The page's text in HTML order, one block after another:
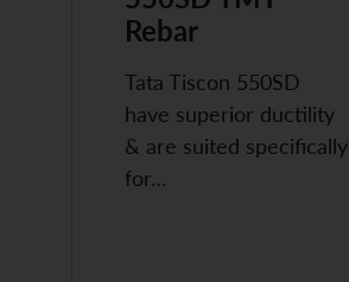
Rebar
Tata Tiscon 550SD
have superior ductility
& are suited specifically
for…